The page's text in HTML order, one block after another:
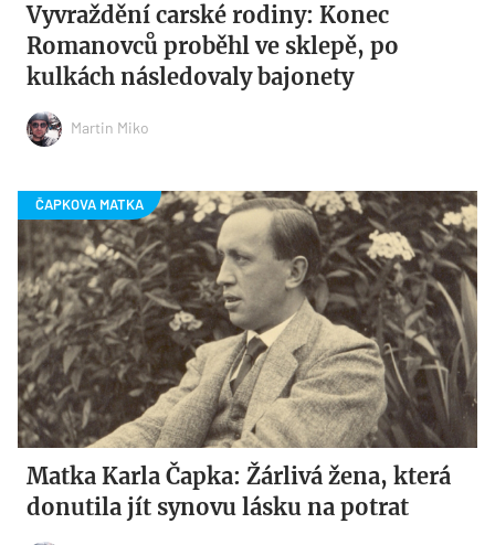
Vyvraždění carské rodiny: Konec
Romanovců proběhl ve sklepě, po
kulkách následovaly bajonety
Martin Miko
Matka Karla Čapka: Žárlivá žena, která
donutila jít synovu lásku na potrat